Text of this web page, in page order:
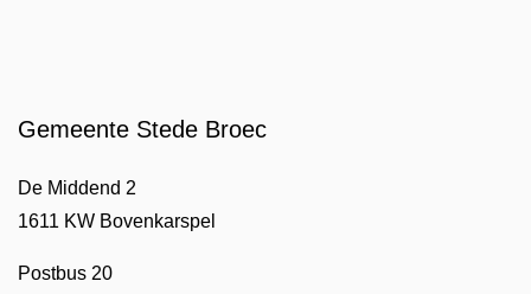
Gemeente Stede Broec
De Middend 2
1611 KW Bovenkarspel
Postbus 20